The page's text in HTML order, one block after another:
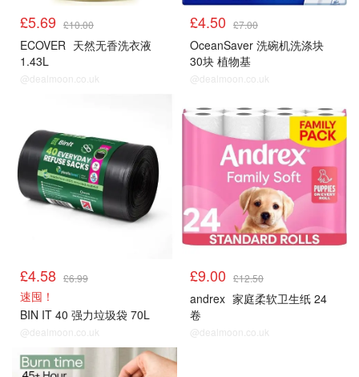
£5.69 £10.00
ECOVER 天然无香洗衣液
1.43L
@dealmoon.co.uk
£4.50 £7.00
OceanSaver 洗碗机洗涤块
30块 植物基
@dealmoon.co.uk
£4.58 £6.99
速囤！
BIN IT 40 强力垃圾袋 70L
@dealmoon.co.uk
£9.00 £12.50
andrex 家庭柔软卫生纸 24
卷
@dealmoon.co.uk